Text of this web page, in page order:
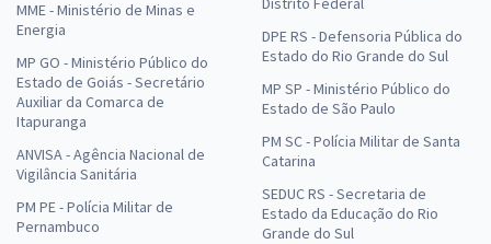
MME - Ministério de Minas e
Energia
MP GO - Ministério Público do
Estado de Goiás - Secretário
Auxiliar da Comarca de
Itapuranga
ANVISA - Agência Nacional de
Vigilância Sanitária
PM PE - Polícia Militar de
Pernambuco
DPE RS - Defensoria Pública do
Estado do Rio Grande do Sul
MP SP - Ministério Público do
Estado de São Paulo
PM SC - Polícia Militar de Santa
Catarina
SEDUC RS - Secretaria de
Estado da Educação do Rio
Grande do Sul